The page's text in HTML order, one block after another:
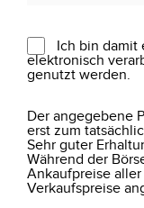
Ich bin damit
elektronisch
genutzt werden.
Der angegebene
erst zum
Sehr guter
Während der
Ankaufpreise
Verkaufspreise